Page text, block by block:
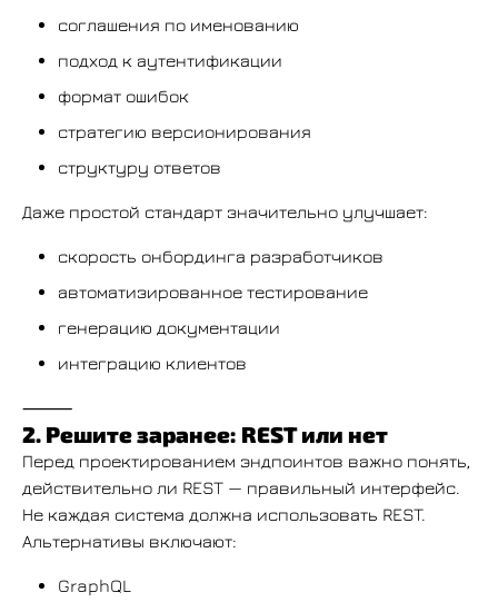
соглашения по именованию
подход к аутентификации
формат ошибок
стратегию версионирования
структуру ответов
Даже простой стандарт значительно улучшает:
скорость онбординга разработчиков
автоматизированное тестирование
генерацию документации
интеграцию клиентов
⸻
2. Решите заранее: REST или нет
Перед проектированием эндпоинтов важно понять,
действительно ли REST — правильный интерфейс.
Не каждая система должна использовать REST.
Альтернативы включают:
GraphQL